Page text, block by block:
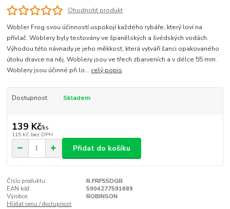
Ohodnotit produkt
Wobler Frog svou účinností uspokojí každého rybáře, který loví na
přívlač. Woblery byly testovány ve španělských a švédských vodách.
Výhodou této návnady je jeho měkkost, která vytváří šanci opakovaného
útoku dravce na něj. Woblery jsou ve třech zbarveních a v délce 55 mm.
Woblery jsou účinné při lo... celý popis
Dostupnost Skladem
139 Kč/ks
115 Kč bez DPH
Přidat do košíku
Číslo produktu:
R.FRF55DGR
EAN kód:
5904277591689
Výrobce:
ROBINSON
Hlídat cenu / dostupnost